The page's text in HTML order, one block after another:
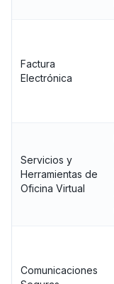
Factura
Electrónica
Servicios y
Herramientas de
Oficina Virtual
Comunicaciones